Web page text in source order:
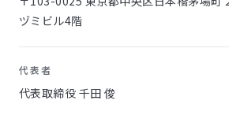
ヅミビル4階
代表者
代表取締役 千田 俊